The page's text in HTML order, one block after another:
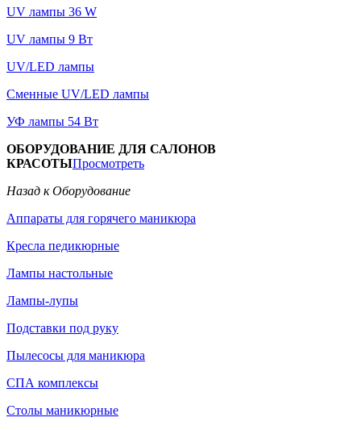
UV лампы 36 W
UV лампы 9 Вт
UV/LED лампы
Сменные UV/LED лампы
УФ лампы 54 Вт
ОБОРУДОВАНИЕ ДЛЯ САЛОНОВ
КРАСОТЫПросмотреть
Назад к Оборудование
Аппараты для горячего маникюра
Кресла педикюрные
Лампы настольные
Лампы-лупы
Подставки под руку
Пылесосы для маникюра
СПА комплексы
Столы маникюрные